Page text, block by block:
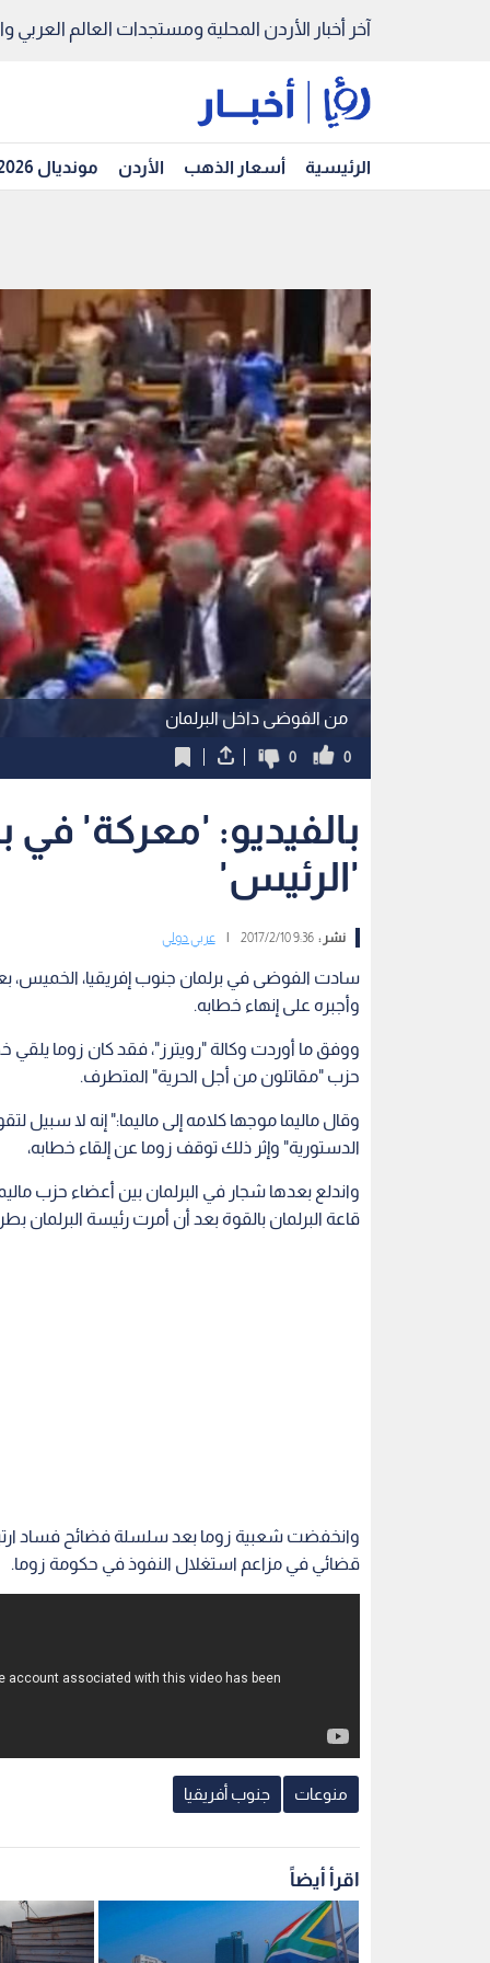
آخر أخبار الأردن المحلية ومستجدات العالم العربي
الرئيسية أسعار الذهب الأردن مونديال 2026
من الفوضى داخل البرلمان
0
0
بالفيديو: 'معركة' في
'الرئيس'
نشر :9:36 2017/2/10 عربي دولي
سادت الفوضى في برلمان جنوب إفريقيا، الخميس،
وأجبره على إنهاء خطابه.
ووفق ما أوردت وكالة "رويترز"، فقد كان زوما يلقي
حزب "مقاتلون من أجل الحرية" المتطرف.
وقال ماليما موجها كلامه إلى ماليما:" إنه لا سبيل
الدستورية" وإثر ذلك توقف زوما عن إلقاء خطابه،
واندلع بعدها شجار في البرلمان بين أعضاء حزب
قاعة البرلمان بالقوة بعد أن أمرت رئيسة البرلمان
وانخفضت شعبية زوما بعد سلسلة فضائح فساد
قضائي في مزاعم استغلال النفوذ في حكومة زوما.
منوعات جنوب أفريقيا
اقرأ أيضاً